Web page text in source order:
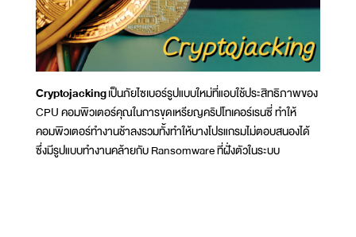
Cryptojackingเป็นภัยไซเบอร์รูปแบบใหม่ที่แอบใช้ประสิทธิภาพของ
CPU คอมพิวเตอร์คุณในการขุดเหรียญคริปโทเคอร์เรนซี่ ทำให้
คอมพิวเตอร์ทำงานช้าลงรวมทั้งทำให้บางโปรแกรมไม่ตอบสนองได้
ซึ่งมีรูปแบบทำงานคล้ายกับ Ransomware ที่ฝั่งตัวในระบบ